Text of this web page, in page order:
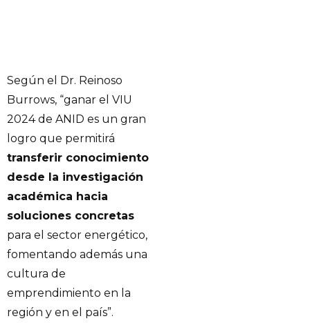
Según el Dr. Reinoso
Burrows, “ganar el VIU
2024 de ANID es un gran
logro que permitirá
transferir conocimiento
desde la investigación
académica hacia
soluciones concretas
para el sector energético,
fomentando además una
cultura de
emprendimiento en la
región y en el país”.